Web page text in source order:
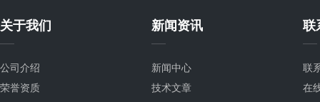
关于我们
公司介绍
荣誉资质
新闻资讯
新闻中心
技术文章
联
联
在